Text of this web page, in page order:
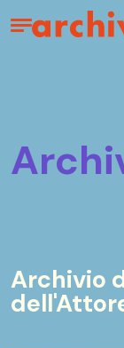
Home page
Apri il menu
Archivio